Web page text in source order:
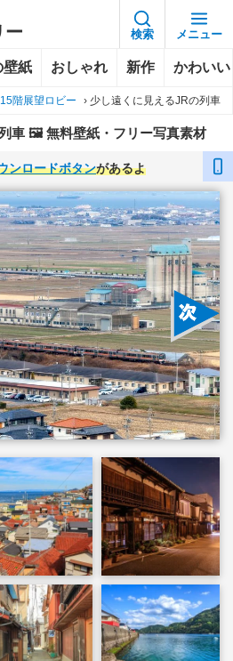
ー 検索 メニュー
壁紙 おしゃれ 新作 かわいい
階展望ロビー › 少し遠くに見えるJRの列車
車 🖼️ 無料壁紙・フリー写真素材
ンロードボタンがあるよ